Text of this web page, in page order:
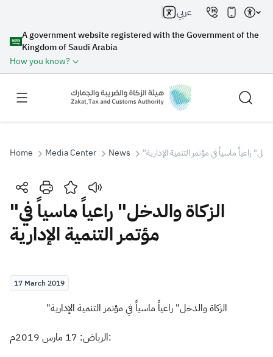
A government website registered with the Government of the
Kingdom of Saudi Arabia
How you know?
عربي
Search
Search Search AI
Suggestions
VAT
Real Estate Transactions
Home Media Center News راعياً ماسياً في مؤتمر التنمية الإدارية
"الزكاة والدخل" راعياً ماسياً في
مؤتمر التنمية الإدارية
17 March 2019
الرياض: 17 مارس 2019م: